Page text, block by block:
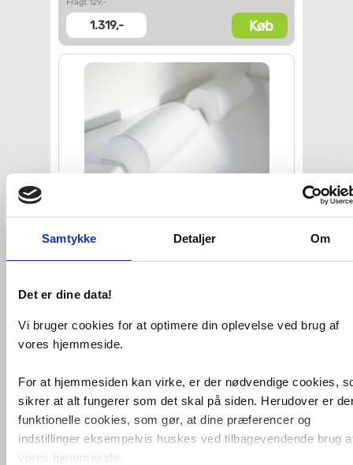
Samtykke Detaljer Om
Det er dine data!
Vi bruger cookies for at optimere din oplevelse ved brug af
vores hjemmeside.
For at hjemmesiden kan virke, er der nødvendige cookies,
sikrer at alt fungerer som det skal på siden. Herudover er
funktionelle cookies, som gør, at dine præferencer og
indstillinger eksempelvis huskes ved tilbagevendende brug
vores hjemmeside.
1.319,- Køb
VVS nr. 667959810
Levering 5-10 dage
Fragt 65,-